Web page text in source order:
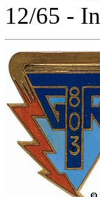
12/65 -